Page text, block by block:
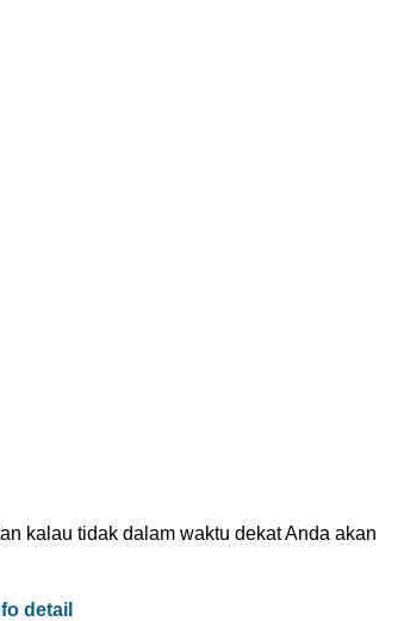
kalau tidak dalam waktu dekat Anda akan
detail